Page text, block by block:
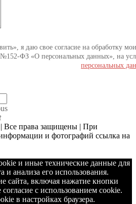
я даю свое согласие на обработку
№152-ФЗ «О персональных данных», на
персональных
права защищены | При
и фотографий ссылка на
и иные технические данные для
и анализа его использования.
сайта, включая нажатие кнопки
с использованием cookie.
в настройках браузера.